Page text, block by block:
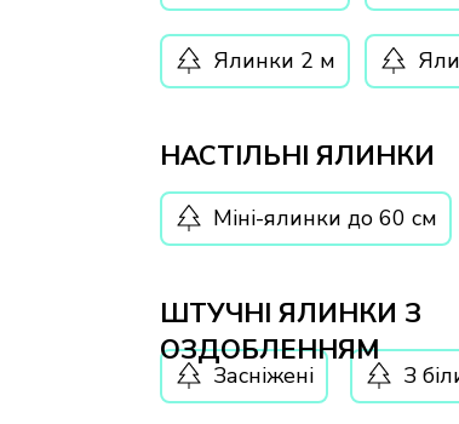
Ялинки 2 м
З
Міні-ялинки до 60 см
Засніжені
НАСТІЛЬНІ ЯЛИНКИ
ШТУЧНІ ЯЛИНКИ З
ОЗДОБЛЕННЯМ